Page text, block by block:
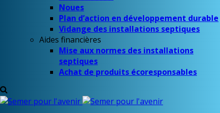
Noues
Plan d’action en développement durable
Vidange des installations septiques
Aides financières
Mise aux normes des installations
septiques
Achat de produits écoresponsables